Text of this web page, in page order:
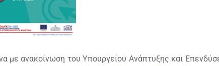
με ανακοίνωση του Υπουργείου Ανάπτυξης και